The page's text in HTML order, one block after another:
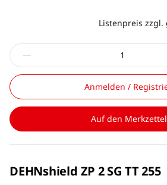
Listenpreis zzgl.
Anmelden /
Auf den Merkzettel
DEHNshield ZP 2 SG TT 255